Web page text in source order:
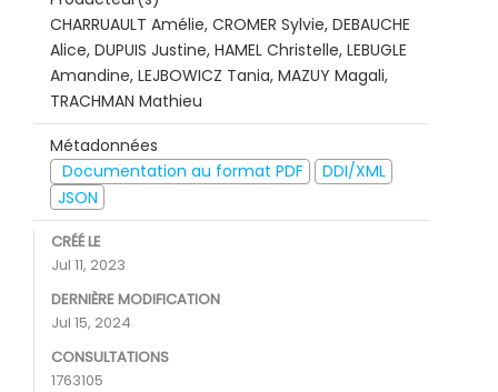
CHARRUAULT Amélie, CROMER Sylvie, DEBAUCHE
Alice, DUPUIS Justine, HAMEL Christelle, LEBUGLE
Amandine, LEJBOWICZ Tania, MAZUY Magali,
TRACHMAN Mathieu
Métadonnées
Documentation au format PDF
DDI/XML
JSON
CRÉÉ LE
Jul 11, 2023
DERNIÈRE MODIFICATION
Jul 15, 2024
CONSULTATIONS
1763105